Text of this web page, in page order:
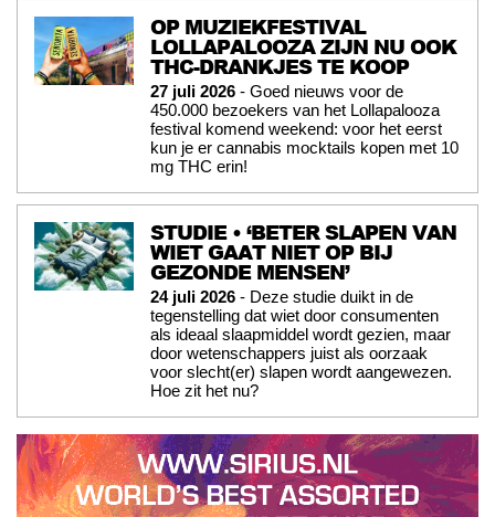
OP MUZIEKFESTIVAL
LOLLAPALOOZA ZIJN NU OOK
THC-DRANKJES TE KOOP
27 juli 2026 - Goed nieuws voor de
450.000 bezoekers van het Lollapalooza
festival komend weekend: voor het eerst
kun je er cannabis mocktails kopen met 10
mg THC erin!
STUDIE • ‘BETER SLAPEN VAN
WIET GAAT NIET OP BIJ
GEZONDE MENSEN’
24 juli 2026 - Deze studie duikt in de
tegenstelling dat wiet door consumenten
als ideaal slaapmiddel wordt gezien, maar
door wetenschappers juist als oorzaak
voor slecht(er) slapen wordt aangewezen.
Hoe zit het nu?